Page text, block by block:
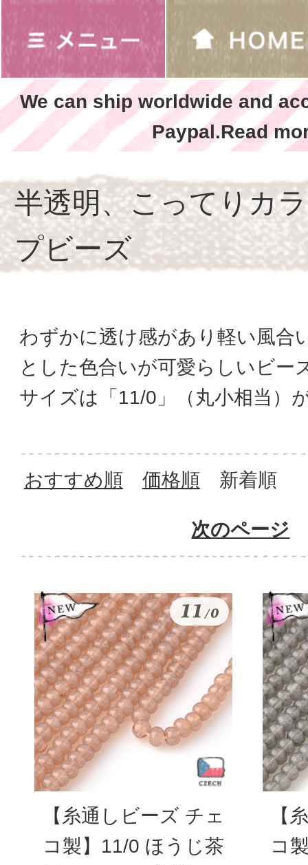
We can ship worldwide and
Paypal.Read
半透明、こってりカ
プビーズ
わずかに透け感があり軽い風合
とした色合いが可愛らしいビー
サイズは「11/0」（丸小相当）
おすすめ順 価格順 新着順
次のページ
【糸通しビーズ チェ
コ製】11/0 ほうじ茶
【
コ